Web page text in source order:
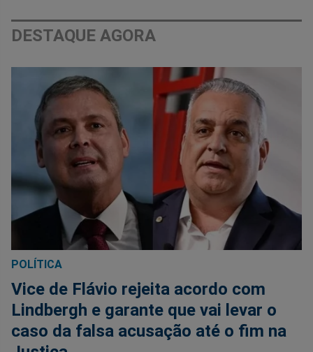
DESTAQUE AGORA
POLÍTICA
Vice de Flávio rejeita acordo com
Lindbergh e garante que vai levar o
caso da falsa acusação até o fim na